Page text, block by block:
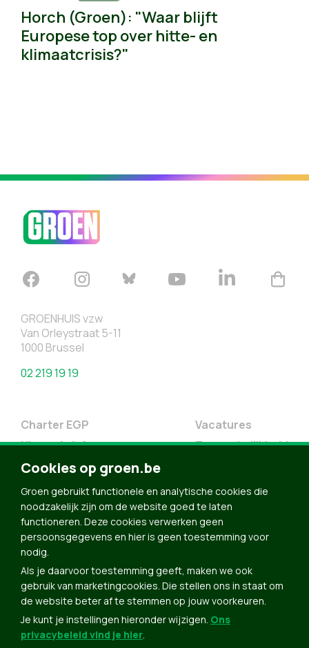
Horch (Groen): "Waar blijft
Europese top over hitte- en
klimaatcrisis?"
GROENHUIS vzw
Van Orleystraat 5-11
1000 Brussel
02 219 19 19
Charter EGP
Nieuwsbrief
Doe Mee
Contact
Groen in je buurt
Meldpunt
Vacatures
Toegankelijkheid
Word lid
Agenda
Bekijk kalender
Verleng je lidmaatschap
Programma oktober 2024
Cookies op groen.be
Groen gebruikt functionele en analytische cookies die
noodzakelijk zijn om de website goed te laten
functioneren. Deze cookies verwerken geen
persoonsgegevens en hier is geen toestemming voor
nodig.
Als je daarvoor toestemming geeft, maken we ook
gebruik van marketingcookies. Die stellen ons in staat om
de website beter af te stemmen op jouw voorkeuren.
Je kunt je instellingen hieronder wijzigen. Ons
privacybeleid vind je hier.